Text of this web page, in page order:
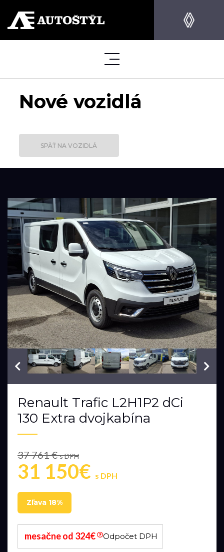
Nové vozidlá
SPÄŤ NA VOZIDLÁ
VIN: VF1FL000077038961
Renault Trafic L2H1P2 dCi
130 Extra dvojkabína
37 761 €s DPH
31 150€ s DPH
Zľava 18%
mesačne od 324€ Odpočet DPH